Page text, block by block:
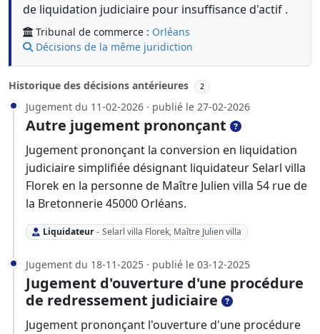
de liquidation judiciaire pour insuffisance d'actif .
Tribunal de commerce : Orléans
Décisions de la même juridiction
Historique des décisions antérieures 2
Jugement du 11-02-2026 · publié le 27-02-2026
Autre jugement prononçant
Jugement prononçant la conversion en liquidation
judiciaire simplifiée désignant liquidateur Selarl villa
Florek en la personne de Maître Julien villa 54 rue de
la Bretonnerie 45000 Orléans.
Liquidateur - Selarl villa Florek, Maître Julien villa
Jugement du 18-11-2025 · publié le 03-12-2025
Jugement d'ouverture d'une procédure
de redressement judiciaire
Jugement prononçant l'ouverture d'une procédure